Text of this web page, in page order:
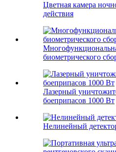
Цветная камера
действия
биометрического
Лазерный
боеприпасов 1000 Вт
Нелинейный